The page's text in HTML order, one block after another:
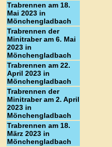
Trabrennen am 18.
Mai 2023 in
Mönchengladbach
Trabrennen der
Minitraber am 6. Mai
2023 in
Mönchengladbach
Trabrennen am 22.
April 2023 in
Mönchengladbach
Trabrennen der
Minitraber am 2. April
2023 in
Mönchengladbach
Trabrennen am 18.
März 2023 in
Mönchengladbach